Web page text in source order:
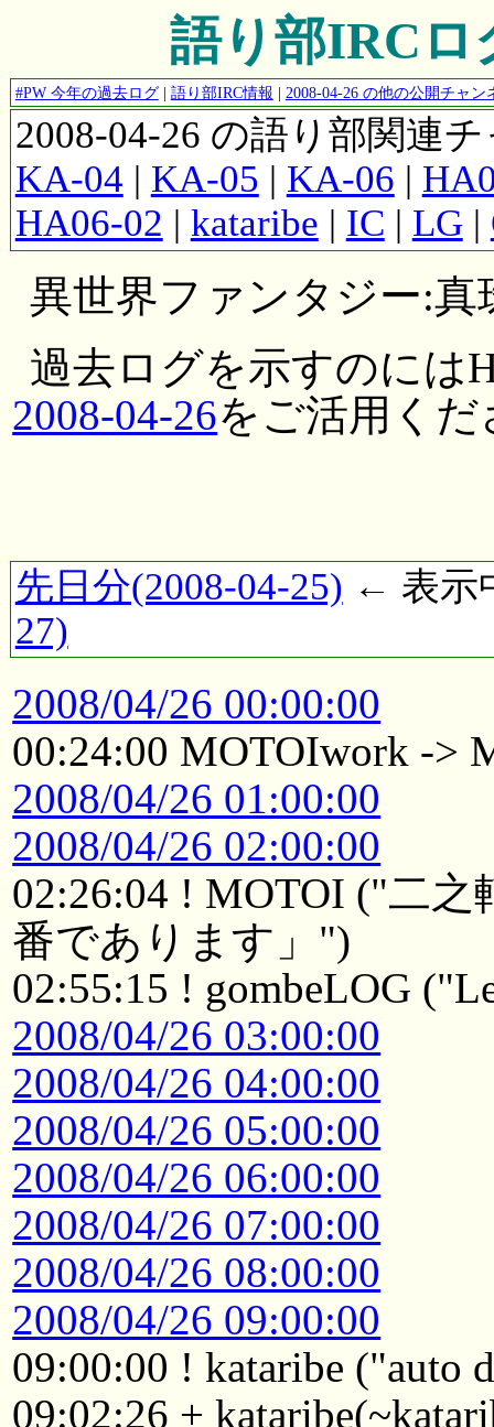
語り部IRCロ
#PW 今年の過去ログ| 語り部IRC情報 | 2008-04-26 の他の公開チャン
2008-04-26 の語り部関連
KA-04 | KA-05 | KA-06 |
HA06-02 | kataribe | IC | LG|
異世界ファンタジー:真
過去ログを示すのには
2008-04-26をご活用く
先日分(2008-04-25) ← 表示
27)
2008/04/26 00:00:00
00:24:00 MOTOIwork ->
2008/04/26 01:00:00
2008/04/26 02:00:00
02:26:04 ! MOTOI ("二
番であります」")
02:55:15 ! gombeLOG
2008/04/26 03:00:00
2008/04/26 04:00:00
2008/04/26 05:00:00
2008/04/26 06:00:00
2008/04/26 07:00:00
2008/04/26 08:00:00
2008/04/26 09:00:00
09:00:00 ! kataribe ("auto
09:02:26 +